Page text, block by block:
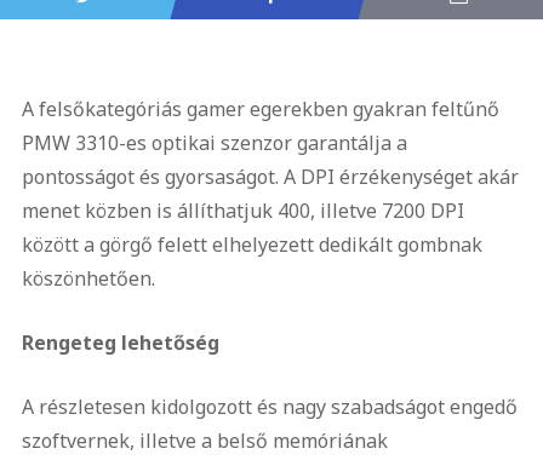
A felsőkategóriás gamer egerekben gyakran feltűnő
PMW 3310-es optikai szenzor garantálja a
pontosságot és gyorsaságot. A DPI érzékenységet akár
menet közben is állíthatjuk 400, illetve 7200 DPI
között a görgő felett elhelyezett dedikált gombnak
köszönhetően.
Rengeteg lehetőség
A részletesen kidolgozott és nagy szabadságot engedő
szoftvernek, illetve a belső memóriának